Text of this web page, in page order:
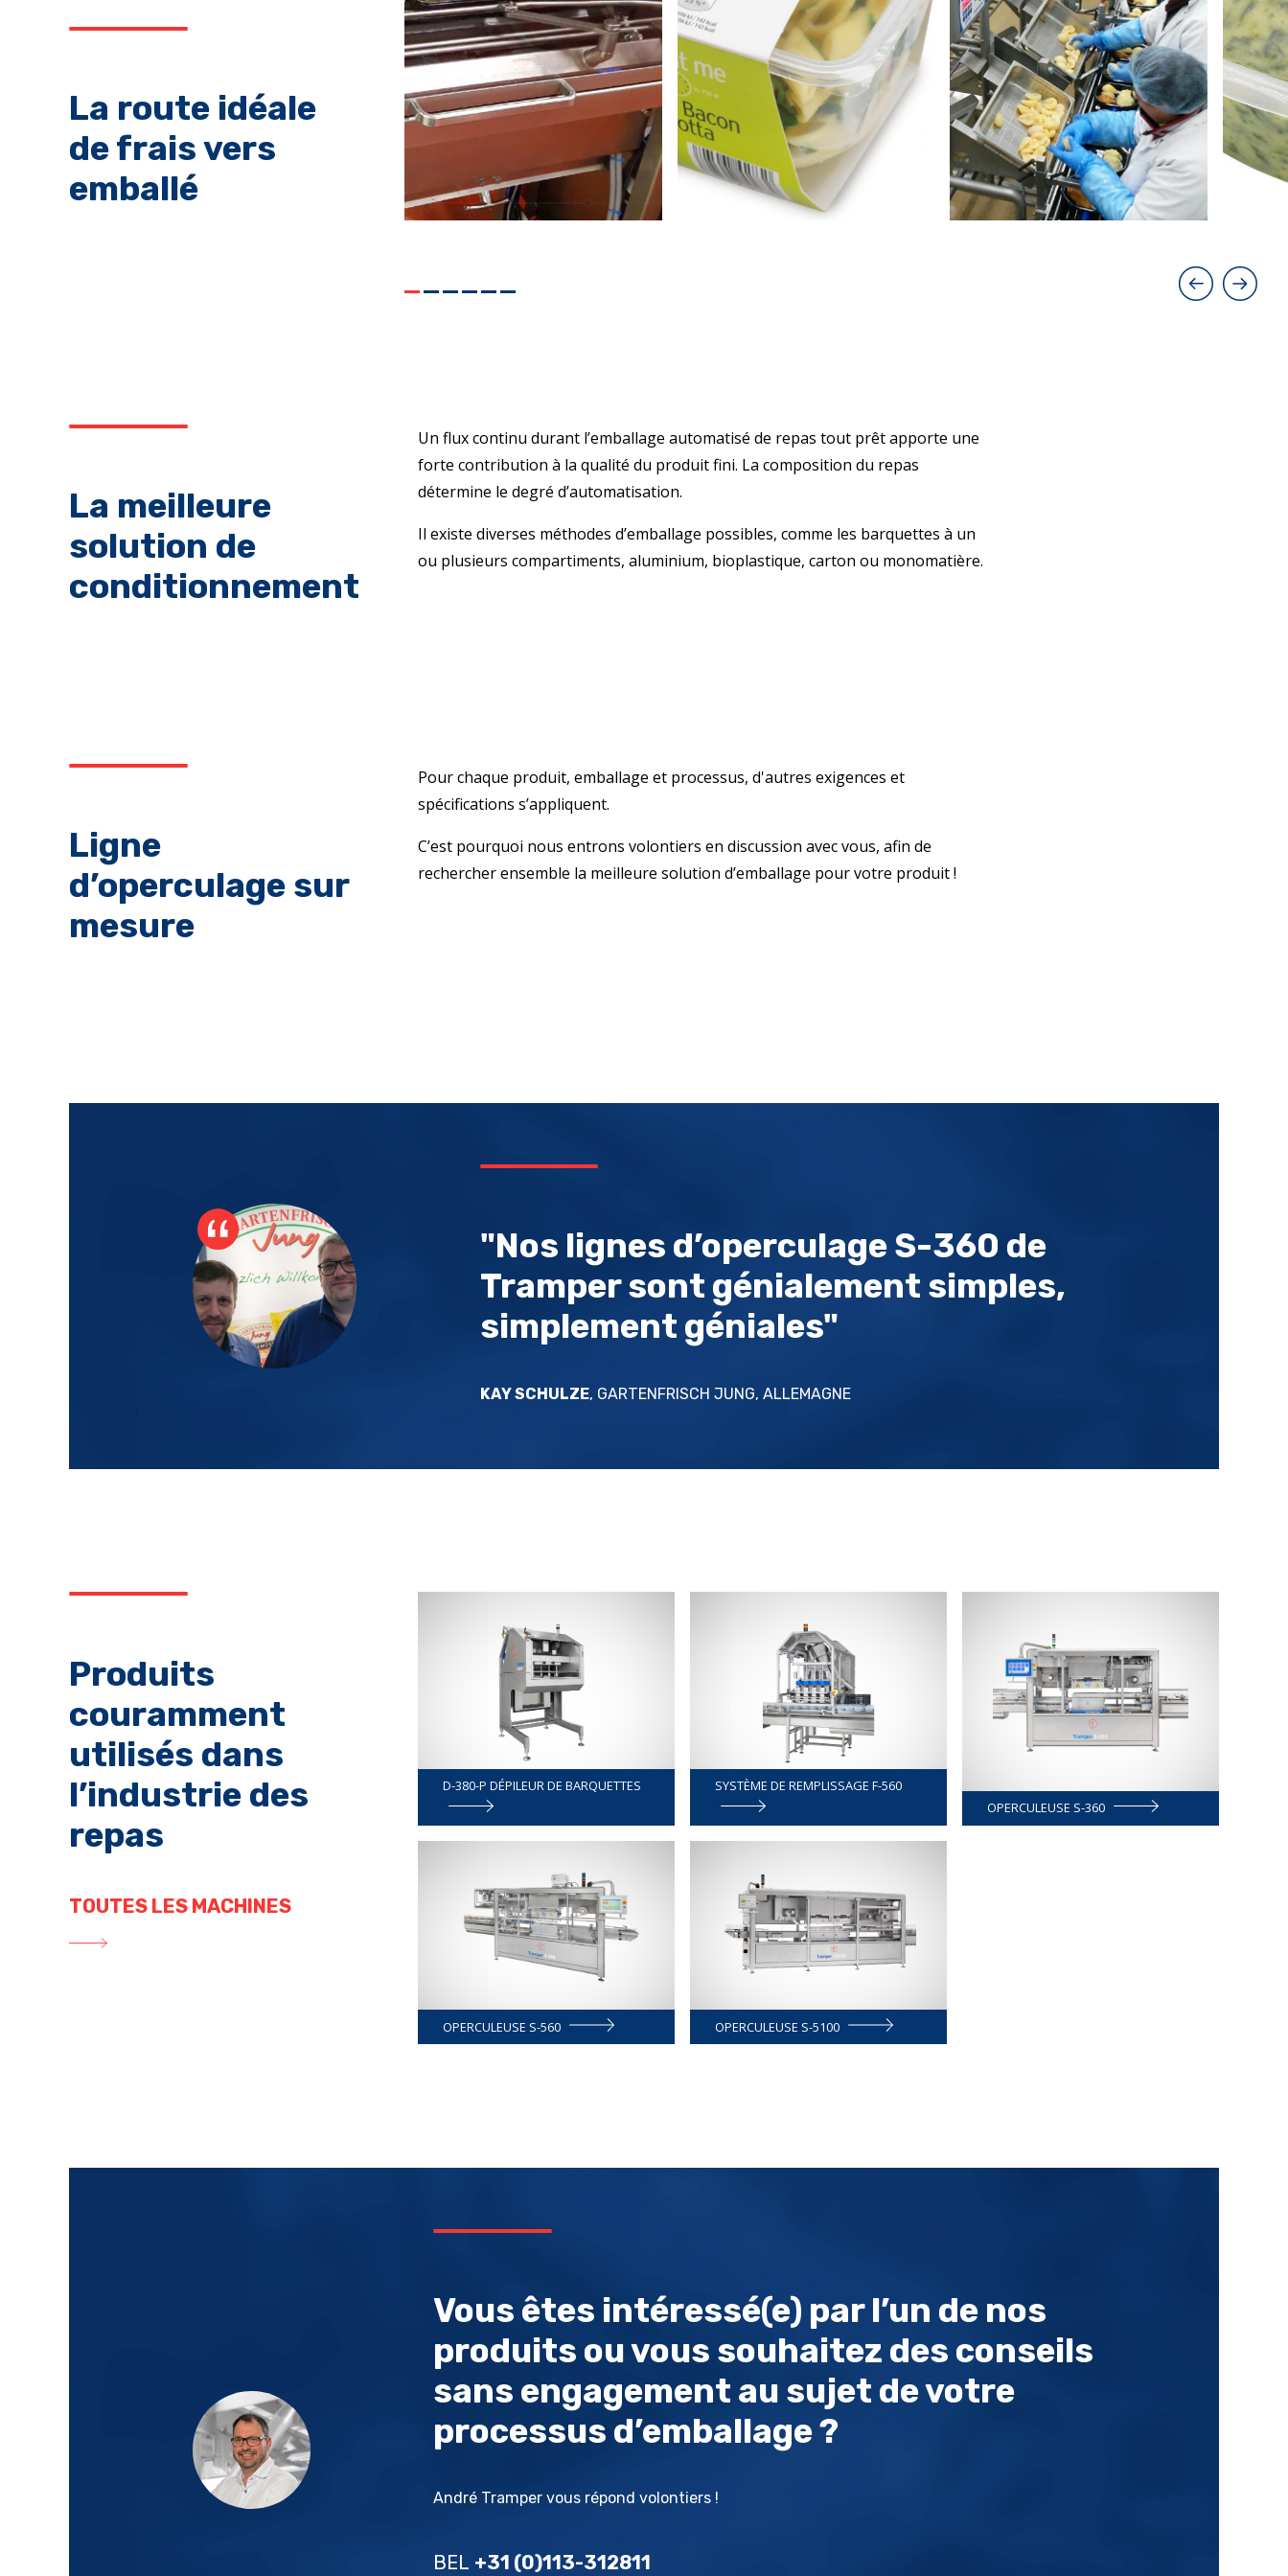
La route idéale
de frais vers
emballé
La meilleure
solution de
conditionnement
Un flux continu durant l’emballage automatisé de repas tout prêt apporte une
forte contribution à la qualité du produit fini. La composition du repas
détermine le degré d’automatisation.
Il existe diverses méthodes d’emballage possibles, comme les barquettes à un
ou plusieurs compartiments, aluminium, bioplastique, carton ou monomatière.
Ligne
d’operculage sur
mesure
Pour chaque produit, emballage et processus, d'autres exigences et
spécifications s’appliquent.
C’est pourquoi nous entrons volontiers en discussion avec vous, afin de
rechercher ensemble la meilleure solution d’emballage pour votre produit !
"Nos lignes d’operculage S-360 de
Tramper sont génialement simples,
simplement géniales"
KAY SCHULZE, GARTENFRISCH JUNG, ALLEMAGNE
Produits
couramment
utilisés dans
l’industrie des
repas
TOUTES LES MACHINES
D-380-P DÉPILEUR DE BARQUETTES
SYSTÈME DE REMPLISSAGE F-560
OPERCULEUSE S-360
OPERCULEUSE S-560 OPERCULEUSE S-5100
Vous êtes intéressé(e) par l’un de nos
produits ou vous souhaitez des conseils
sans engagement au sujet de votre
processus d’emballage ?
André Tramper vous répond volontiers !
BEL +31 (0)113-312811